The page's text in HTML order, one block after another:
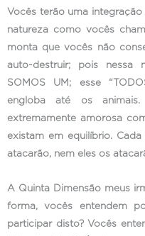
Vocês terão uma
natureza como vocês
monta que vocês não
auto-destruir; pois nessa
SOMOS UM; esse
engloba até os
extremamente amorosa
existam em equilíbrio.
atacarão, nem eles os
A Quinta Dimensão meus
forma, vocês entendem
participar disto? Vocês